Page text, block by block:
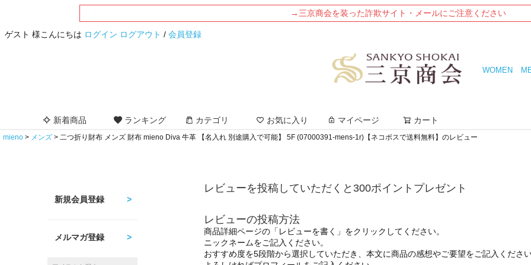
→三京商会を装った詐欺サイト・メールにご注意ください
ゲスト 様こんにちは ログイン ログアウト / 会員登録
WOMEN
新着商品 ランキング カテゴリ お気に入り マイページ カート
mieno メンズ 二つ折り財布 メンズ 財布 mieno Diva 牛革 【名入れ 別途購入で可能】 5F (07000391-mens-1r)【ネコポスで送料無料】のレビュー
新規会員登録
メルマガ登録
レビューを投稿していただくと300ポイントプレゼント
レビューの投稿方法
商品詳細ページの「レビューを書く」をクリックしてください。
ニックネームをご記入ください。
おすすめ度を5段階から選択していただき、本文に商品の感想やご要望をご記入ください